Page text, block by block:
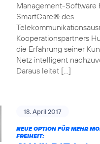
Management-Software
SmartCare® des
Kooperationspartners
die Erfahrung seiner
Netz intelligent
Daraus leitet […]
18. April 2017
NEUE OPTION FÜR MEHR
FREIHEIT: